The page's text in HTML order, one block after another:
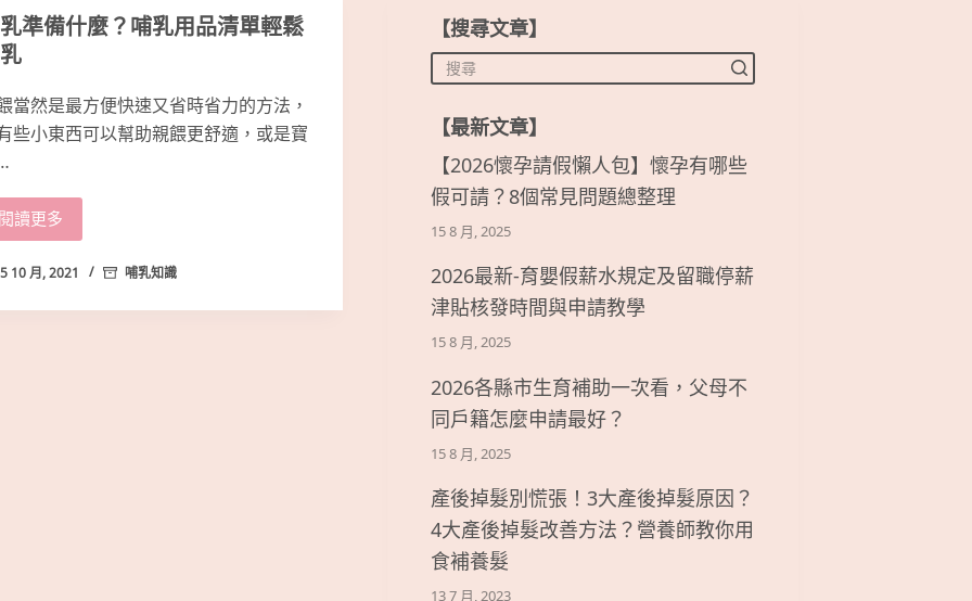
準備什麼？哺乳用品清單輕鬆
當然是最方便快速又省時省力的方法，
些小東西可以幫助親餵更舒適，或是寶
讀更多
5 10 月, 2021 哺乳知識
【搜尋文章】
【最新文章】
【2026懷孕請假懶人包】懷孕有哪些
假可請？8個常見問題總整理
15 8 月, 2025
2026最新-育嬰假薪水規定及留職停薪
津貼核發時間與申請教學
15 8 月, 2025
2026各縣市生育補助一次看，父母不
同戶籍怎麼申請最好？
15 8 月, 2025
產後掉髮別慌張！3大產後掉髮原因？
4大產後掉髮改善方法？營養師教你用
食補養髮
13 7 月, 2023